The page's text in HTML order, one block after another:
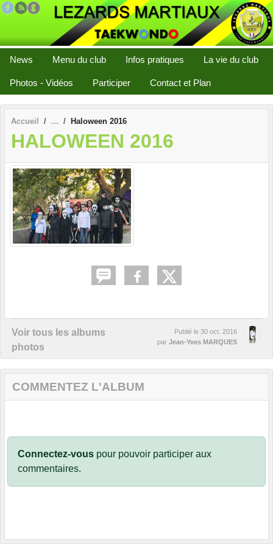
News Menu du club Infos pratiques La vie du club
Photos - Vidéos Participer Contact et Plan
Accueil Haloween 2016
HALOWEEN 2016
Voir tous les albums
photos
Publié le 30 oct. 2016
par Jean-Yves MARQUES
COMMENTEZ L'ALBUM
Connectez-vous pour pouvoir participer aux
commentaires.
Panneau de gestion des cookies